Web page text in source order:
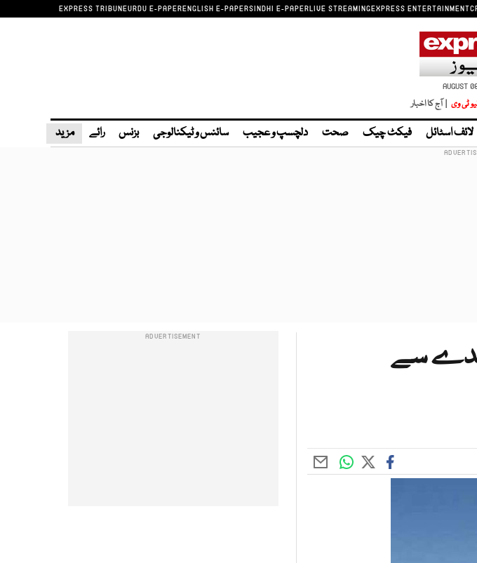
EXPRESS TRIBUNEURDU E-PAPERENGLISH E-PAPERSINDHI E-PAPERLIVE STREAMINGEXPRESS ENTERTAINMENT
AUGUST
ٹی وی | آج کا اخبار
لائف اسٹائل فیکٹ چیک صحت دلچسپ و عجیب سائنس و ٹیکنالوجی بزنس رائے مزید
سے